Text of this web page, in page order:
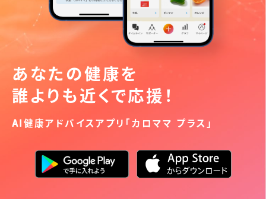
あなたの健康を
誰よりも近くで応援！
AI健康アドバイスアプリ「カロママ プラス」